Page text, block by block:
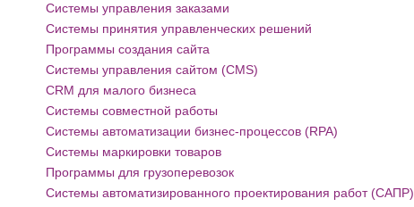
Системы управления заказами
Системы принятия управленческих решений
Программы создания сайта
Системы управления сайтом (CMS)
CRM для малого бизнеса
Системы совместной работы
Системы автоматизации бизнес-процессов (RPA)
Системы маркировки товаров
Программы для грузоперевозок
Системы автоматизированного проектирования работ (САПР)